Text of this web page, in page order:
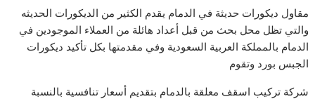
مقاول ديكورات حديثة في الدمام يقدم الكثير من الديكورات الحديثه
والتي تظل محل بحث من قبل أعداد هائلة من العملاء الموجودين في
الدمام بالمملكة العربية السعودية وفي مقدمتها بكل تأكيد ديكورات
الجبس بورد وتقوم
شركة تركيب اسقف معلقة بالدمام بتقديم أسعار تنافسية بالنسبة